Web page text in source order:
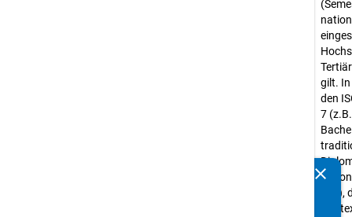
gilt. In
den
7
etc.),
clear